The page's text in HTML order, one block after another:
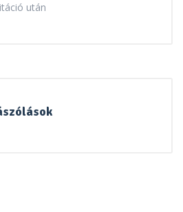
után